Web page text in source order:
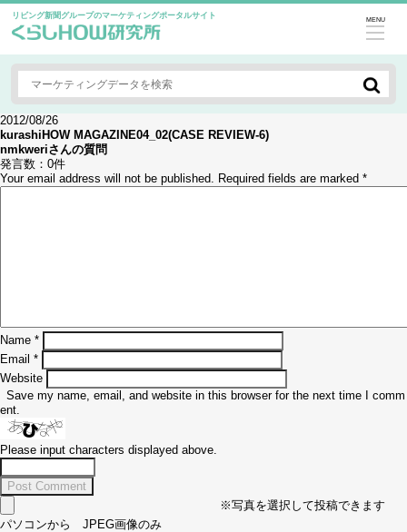
リビング新聞グループのマーケティングポータルサイト MENU
2012/08/26
kurashiHOW MAGAZINE04_02(CASE REVIEW-6)
nmkweriさんの質問
発言数： 0件
Your email address will not be published. Required fields are marked *
Name *
Email *
Website
Save my name, email, and website in this browser for the next time I comm
ent.
Please input characters displayed above.
※写真を選択して投稿できます
パソコンから JPEG画像のみ